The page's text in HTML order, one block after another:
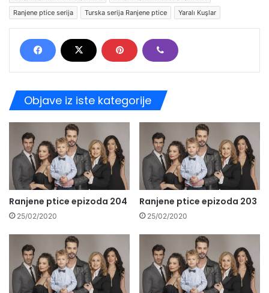
Ranjene ptice serija
Turska serija Ranjene ptice Yaralı Kuşlar
Objave iz iste kategorije
Ranjene ptice epizoda 204
25/02/2020
Ranjene ptice epizoda 203
25/02/2020